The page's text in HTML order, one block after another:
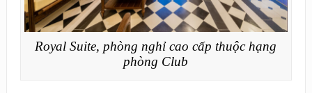
Royal Suite, phòng nghỉ cao cấp thuộc hạng
phòng Club